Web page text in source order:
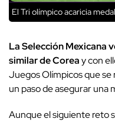
El Tri olímpico acaricia
La Selección Mexicana
similar de Coreay con
Juegos Olímpicos que se
un paso de asegurar una
Aunque el siguiente reto